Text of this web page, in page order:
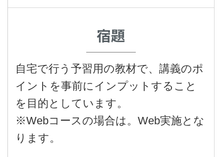
宿題
自宅で行う予習用の教材で、講義のポ
イントを事前にインプットすること
を目的としています。
※Webコースの場合は。Web実施とな
ります。